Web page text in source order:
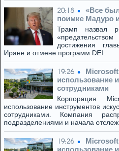
20:18
«Все
поимке Мадуро
Трамп назвал
достижения
Иране и отмене программ DEI.
19:26
использование
сотрудниками
Корпорация
использование инструментов
сотрудниками. Компания
подразделениями и начала
19:26
использование